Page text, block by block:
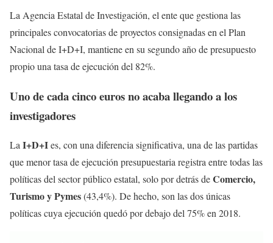
La Agencia Estatal de Investigación, el ente que gestiona las
principales convocatorias de proyectos consignadas en el Plan
Nacional de I+D+I, mantiene en su segundo año de presupuesto
propio una tasa de ejecución del 82%.
Uno de cada cinco euros no acaba llegando a los
investigadores
LaI+D+Ies, con una diferencia significativa, una de las partidas
que menor tasa de ejecución presupuestaria registra entre todas las
políticas del sector público estatal, solo por detrás deComercio,
Turismo y Pymes(43,4%). De hecho, son las dos únicas
políticas cuya ejecución quedó por debajo del 75% en 2018.